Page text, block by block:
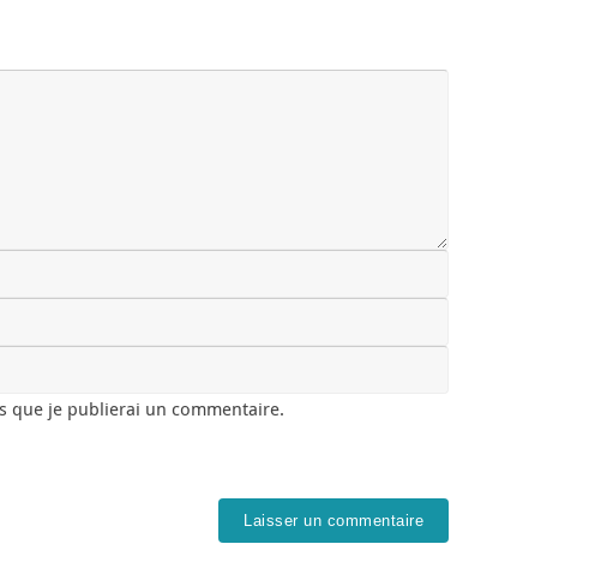
que je publierai un commentaire.